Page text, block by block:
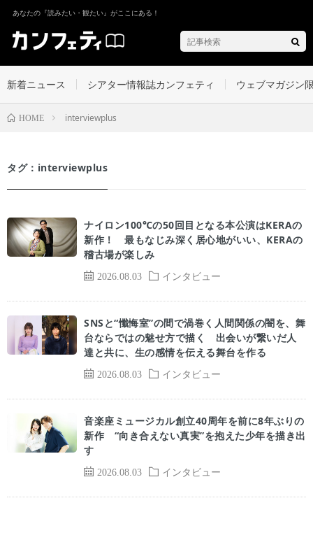
あなたの『読みたい・観たい』がここにある！
新着ニュース シアター情報誌カンフェティ ウェブマガジン
HOME interviewplus
タグ：interviewplus
2026.08.03 インタビュー
ナイロン100℃の50回目となる本公演はKERAの
新作！ 最もなじみ深く居心地がいい、KERAの
稽古場が楽しみ
2026.08.03 インタビュー
SNSと“懺悔室”の間で渦巻く人間関係の闇を、舞
台ならではの魅せ方で描く 出会いが繋いだ人
達と共に、生の感情を伝える舞台を作る
2026.08.03 インタビュー
音楽座ミュージカル創立40周年を前に8年ぶりの
新作 “向き合えない真実”を抱えた少年を描き出
す